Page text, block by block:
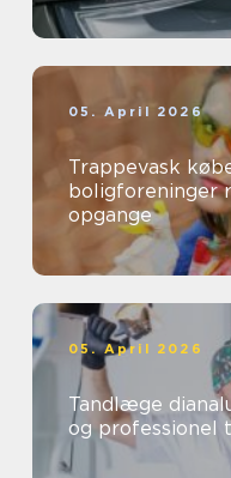
05. April 2026
Trappevask københavn
boligforeninger
opgange
05. April 2026
Tandlæge dianalund sådan
og professionel